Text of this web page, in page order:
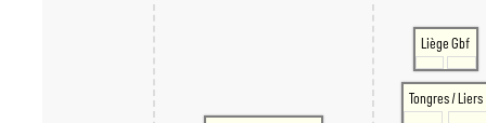
Liège Gbf
Tongres / Liers